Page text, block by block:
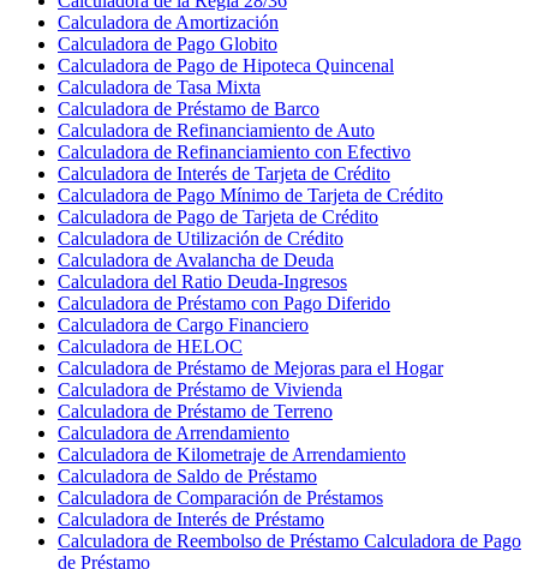
Calculadora de Amortización
Calculadora de Pago Globito
Calculadora de Pago de Hipoteca Quincenal
Calculadora de Tasa Mixta
Calculadora de Préstamo de Barco
Calculadora de Refinanciamiento de Auto
Calculadora de Refinanciamiento con Efectivo
Calculadora de Interés de Tarjeta de Crédito
Calculadora de Pago Mínimo de Tarjeta de Crédito
Calculadora de Pago de Tarjeta de Crédito
Calculadora de Utilización de Crédito
Calculadora de Avalancha de Deuda
Calculadora del Ratio Deuda-Ingresos
Calculadora de Préstamo con Pago Diferido
Calculadora de Cargo Financiero
Calculadora de HELOC
Calculadora de Préstamo de Mejoras para el Hogar
Calculadora de Préstamo de Vivienda
Calculadora de Préstamo de Terreno
Calculadora de Arrendamiento
Calculadora de Kilometraje de Arrendamiento
Calculadora de Saldo de Préstamo
Calculadora de Comparación de Préstamos
Calculadora de Interés de Préstamo
Calculadora de Reembolso de Préstamo Calculadora de Pago
de Préstamo